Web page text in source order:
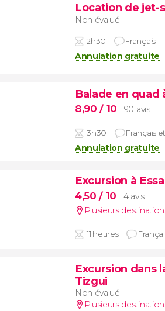
Location de jet-
Non évalué
2h30 Français
Annulation gratuite
Balade en quad
8,90/ 10 90 avis
3h30 Français
Annulation gratuite
Excursion à
4,50/ 10
4 avis
Plusieurs
11 heures
Excursion dans
Tizgui
Non évalué
Plusieurs